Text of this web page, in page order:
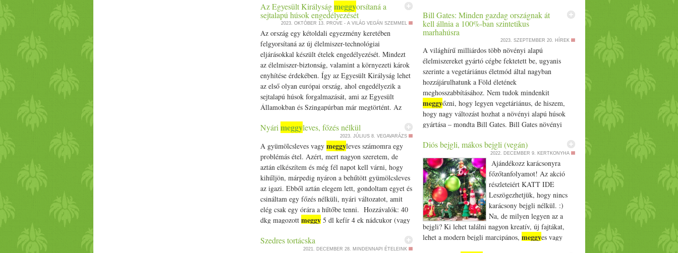
felvételek égő bikákról, az idei Toro Jubilo
fesztiválról appeared first on Prove.hu.
Az Egyesült Királyságmeggyorsítaná a
sejtalapú húsok engedélyezését
2023. OKTÓBER 13. PROVE - A VILÁG VEGÁN SZEMMEL
Az ország egy kétoldali egyezmény keretében
felgyorsítaná az új élelmiszer-technológiai
eljárásokkal készült ételek engedélyezését. Mindezt
az élelmiszer-biztonság, valamint a környezeti károk
enyhítése érdekében. Így az Egyesült Királyság lehet
az első olyan európai ország, ahol engedélyezik a
sejtalapú húsok forgalmazását, ami az Egyesült
Államokban és Szingapúrban már megtörtént. Az
The post Az Egyesült Királyságmeggy
sejtalapú húsok engedélyezését appeared first on
Prove.hu.
Nyári meggyleves, főzés nélkül
2023. JÚLIUS 8. VEGAVARÁZS
A gyümölcsleves vagy meggyleves számomra egy
problémás étel. Azért, mert nagyon szeretem, de
aztán elkészítem és még fél napot kell várni, hogy
kihűljön, márpedig nyáron a behűtött gyümölcsleves
az igazi. Ebből aztán elegem lett, gondoltam egyet és
csináltam egy főzés nélküli, nyári változatot, amit
elég csak egy órára a hűtőbe tenni. Hozzávalók: 40
dkg magozott meggy5 dl kefír 4 ek nádcukor (vagy
nádcukorral krémesre turmixoljuk. Ha túl sűrű, egy
Szedres tortácska
2021. DECEMBER 28. MINDENNAPI ÉTELEINK
javaslom a száraz dunszt eljárást, ami azt jelenti,
hogy a forró lekvárt üvegekbe rakod, jól lezárod,
majd az üvegeket egy nagyobb lábosba vagy dobozba
helyezed és alaposan betakargatod egy-két pléddel.
Legközelebb csak 3 nap múlva nézel rá és szeded ki.
Ha van befőzőautomatád, az üvegeket az automata
megfelelő programjával hőkezeled. Végezetül
szeretnék nektek átadni egy tippet, amelyet
Kaldeneker György séf, a Kaldeneker Lekvárosház
tulajdonosa osztott meg velem: tegyél a dzsembe egy
pici citromsavat, hogy megőrizd a gyümölcs friss
színét.
,,Senkire nem erőltetem rá ameggyőződésem -
beszélgetés a Vegán Kifli alapítójával appeared first
on Prove.hu.
Bill Gates: Minden gazdag országnak át
kell állnia a 100%-ban szintetikus
marhahúsra
2023. SZEPTEMBER 20. HÍREK
A világhírű milliárdos több növényi alapú
élelmiszereket gyártó cégbe fektetett be, ugyanis
szerinte a vegetáriánus életmód által nagyban
hozzájárulhatunk a Föld életének
meghosszabbításához. Nem tudok mindenkit
meggyőzni, hogy legyen vegetáriánus, de hiszem,
hogy nagy változást hozhat a növényi alapú húsok
gyártása – mondta Bill Gates. Bill Gates növényi
post Bill Gates: Minden gazdag országnak át kell
állnia a 100%-ban szintetikus marhahúsra appeared
first on Filantropikum.com.
Diós bejgli, mákos bejgli (vegán)
2022. DECEMBER 9. KERTKONYHA
Ajándékozz karácsonyra
főzőtanfolyamot! Az akció
részleteiért KATT IDE
Leszögezhetjük, hogy nincs
karácsony bejgli nélkül. :)
Na, de milyen legyen az a
bejgli? Ki lehet találni nagyon kreatív, új fajtákat,
lehet a modern bejgli marcipános, meggyes vagy